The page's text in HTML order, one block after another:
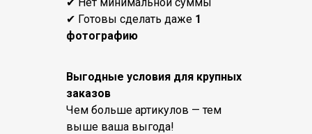
Выгодные условия для крупных
заказов
Чем больше артикулов — тем
выше ваша выгода!
✔ Готовы сделать даже 1
фотографию